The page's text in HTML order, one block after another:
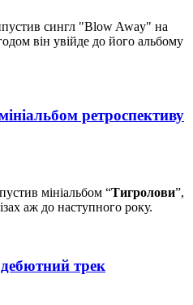
сингл "Blow Away" на
він увійде до його альбому
ретроспективу
мініальбом “Тигролови”,
аж до наступного року.
трек